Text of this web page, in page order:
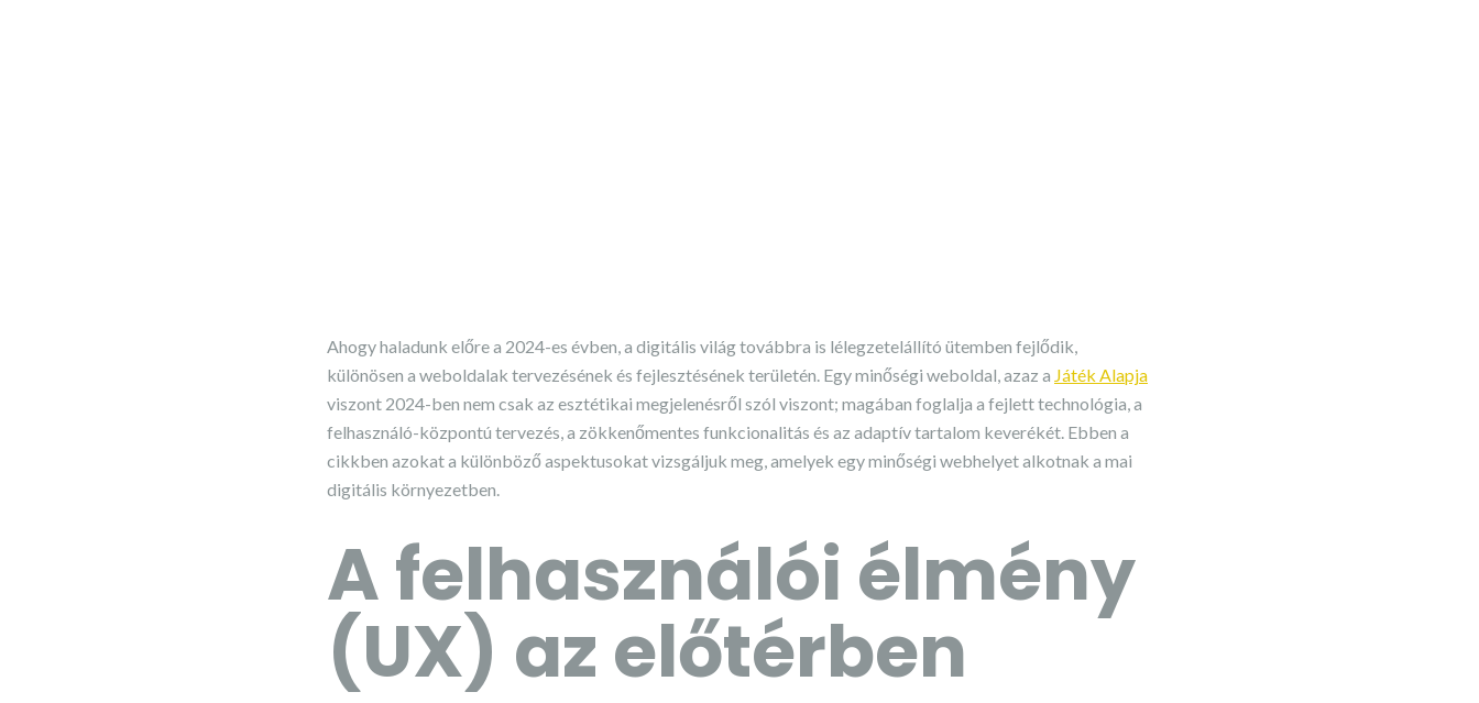
Ahogy haladunk előre a 2024-es évben, a digitális világ továbbra is lélegzetelállító ütemben fejlődik,
különösen a weboldalak tervezésének és fejlesztésének területén. Egy minőségi weboldal, azaz a Játék Alapja
viszont 2024-ben nem csak az esztétikai megjelenésről szól viszont; magában foglalja a fejlett technológia, a
felhasználó-központú tervezés, a zökkenőmentes funkcionalitás és az adaptív tartalom keverékét. Ebben a
cikkben azokat a különböző aspektusokat vizsgáljuk meg, amelyek egy minőségi webhelyet alkotnak a mai
digitális környezetben.
A felhasználói élmény
(UX) az előtérben